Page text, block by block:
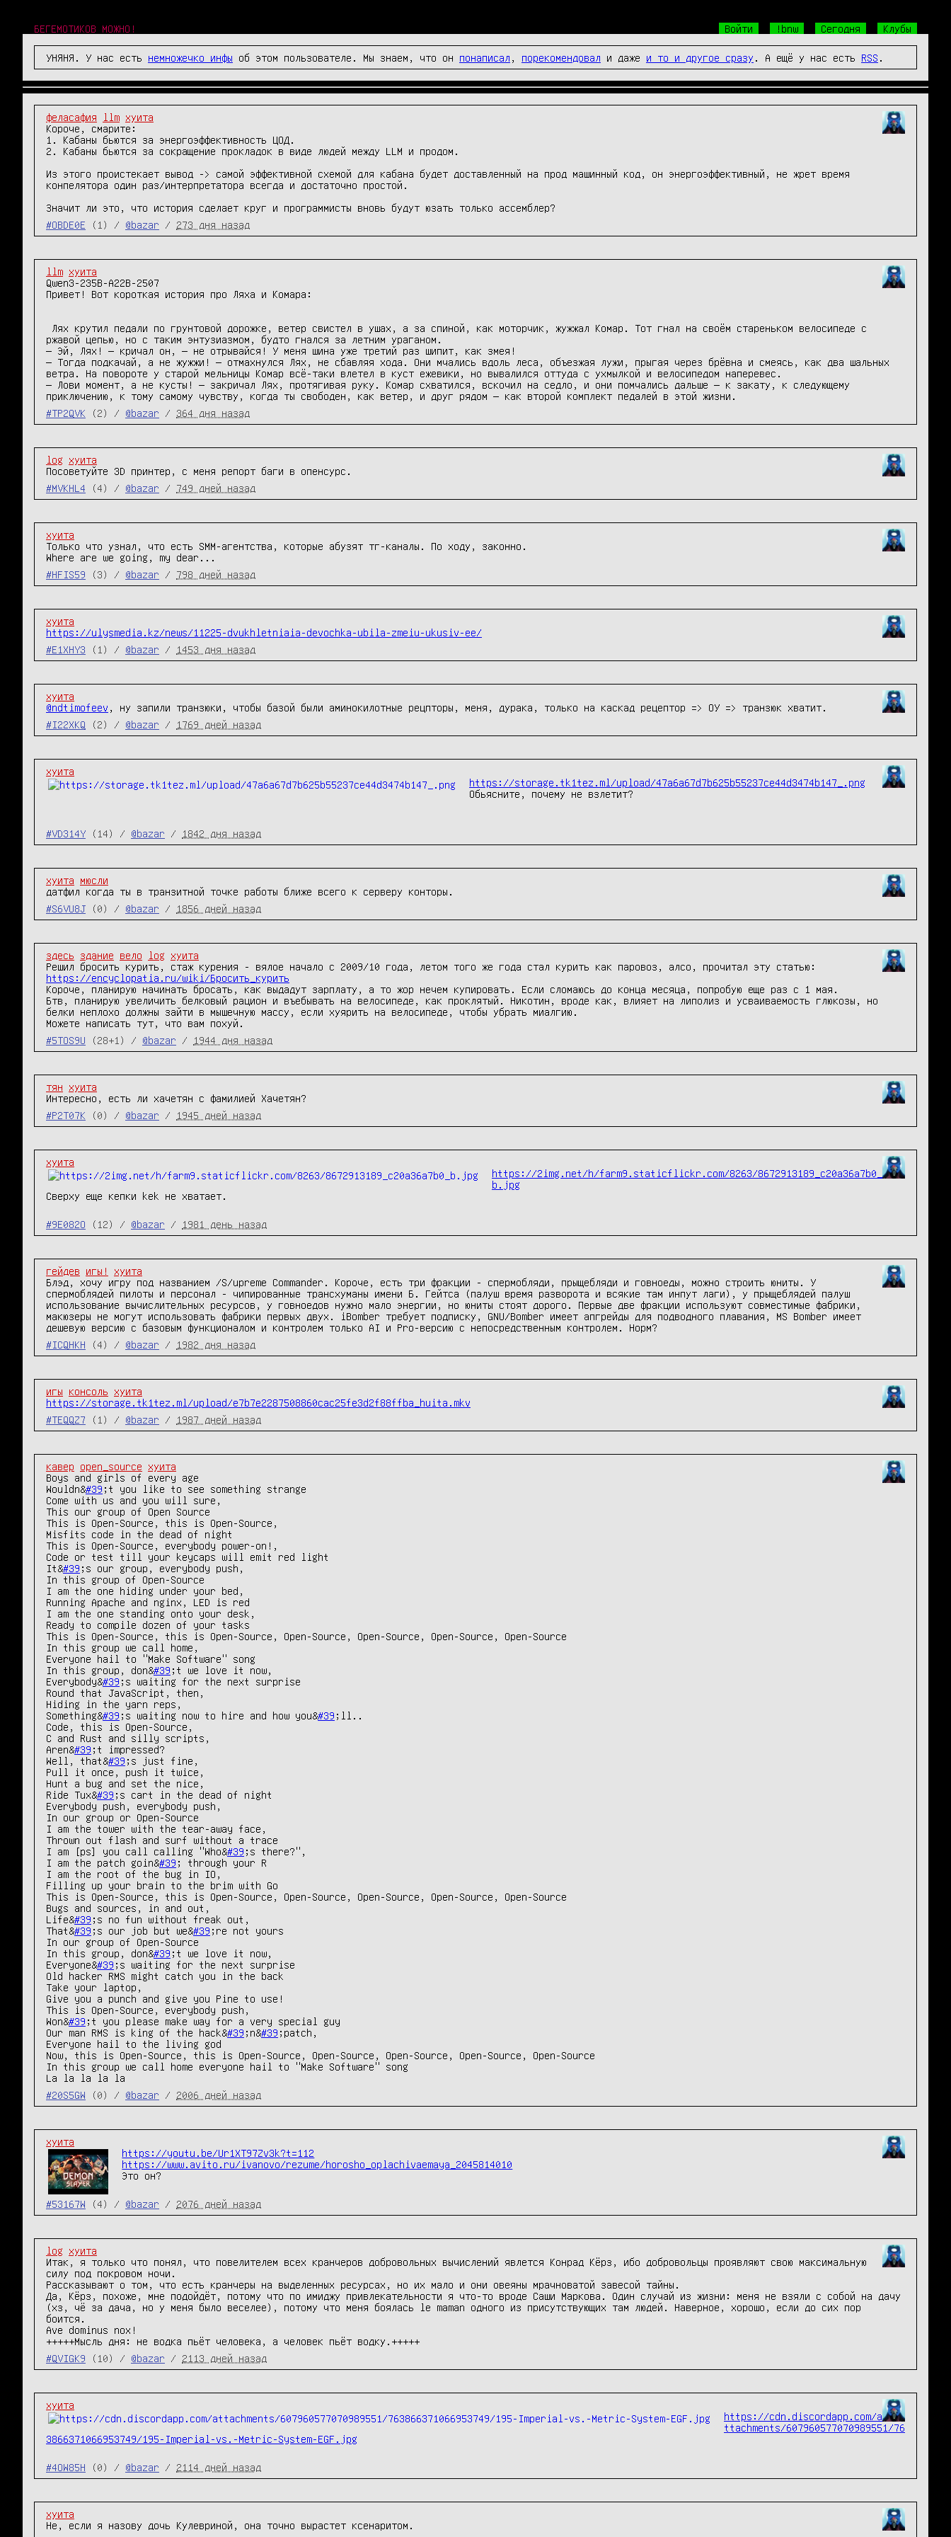
БЕГЕМОТИКОВ МОЖНО! Войти !bnw Сегодня Клубы
УНЯНЯ. У нас есть немножечко инфы об этом пользователе. Мы знаем, что он понаписал порекомендовал и даже и то и другое сразу . А ещё у нас есть RSS
феласафия llm хуита
Короче, смарите:
1. Кабаны бьются за энергоэффективность ЦОД.
2. Кабаны бьются за сокращение прокладок в виде людей между LLM и продом.
Из этого проистекает вывод -> самой эффективной схемой для кабана будет доставленный на прод машинный код, он энергоэффективный, не жрет время
конпелятора один раз/интерпретатора всегда и достаточно простой.
Значит ли это, что история сделает круг и программисты вновь будут юзать только ассемблер?
#OBDE0E
(1) / @bazar / 273 дня назад
llm хуита
Qwen3-235B-A22B-2507
Привет! Вот короткая история про Ляха и Комара:
ржавой цепью, но с таким энтузиазмом, будто гнался за летним ураганом.
— Эй, Лях! — кричал он, — не отрывайся! У меня шина уже третий раз шипит, как змея!
— Тогда подкачай, а не жужжи! — отмахнулся Лях, не сбавляя хода. Они мчались вдоль леса, объезжая лужи, прыгая через брёвна и смеясь, как два шальных
ветра. На повороте у старой мельницы Комар всё-таки влетел в куст ежевики, но вывалился оттуда с ухмылкой и велосипедом наперевес.
— Лови момент, а не кусты! — закричал Лях, протягивая руку. Комар схватился, вскочил на седло, и они помчались дальше — к закату, к следующему
приключению, к тому самому чувству, когда ты свободен, как ветер, и друг рядом — как второй комплект педалей в этой жизни.
#TP2QVK
(2) / @bazar / 364 дня назад
log
хуита
Посоветуйте 3D принтер, с меня репорт баги в опенсурс.
#MVKHL4
(4) / @bazar / 749 дней назад
хуита
Только что узнал, что есть SMM-агентства, которые абузят тг-каналы. По ходу, законно.
Where are we going, my dear...
#HFIS59
(3) / @bazar / 798 дней назад
хуита
https://ulysmedia.kz/news/11225-dvukhletniaia-devochka-ubila-zmeiu-ukusiv-ee/
#E1XHY3
(1) / @bazar / 1453 дня назад
хуита
@ndtimofeev , ну запили транзюки, чтобы базой были аминокилотные рецпторы, меня, дурака, только на каскад рецептор => ОУ => транзюк хватит.
#I22XKQ
(2) / @bazar / 1769 дней назад
хуита
https://storage.tk1tez.ml/upload/47a6a67d7b625b55237ce44d3474b147_.png
Обьясните, почему не взлетит?
#VD314Y (14) / @bazar / 1842 дня назад
хуита
мюсли
датфил когда ты в транзитной точке работы ближе всего к серверу конторы.
#S6VU8J
(0) / @bazar / 1856 дней назад
здесь здание вело log
хуита
https://encyclopatia.ru/wiki/Бросить_курить
Короче, планирую начинать бросать, как выдадут зарплату, а то жор нечем купировать. Если сломаюсь до конца месяца, попробую еще раз с 1 мая.
Бтв, планирую увеличить белковый рацион и въебывать на велосипеде, как проклятый. Никотин, вроде как, влияет на липолиз и усваиваемость глюкозы, но
белки неплохо должны зайти в мышечную массу, если хуярить на велосипеде, чтобы убрать миалгию.
Можете написать тут, что вам похуй.
#5TOS9U
(28+1) / @bazar / 1944 дня назад
тян
хуита
Интересно, есть ли хачетян с фамилией Хачетян?
#P2T07K
(0) / @bazar / 1945 дней назад
хуита
https://2img.net/h/farm9.staticflickr.com/8263/8672913189_c20a36a7b0_
b.jpg
Сверху еще кепки kek не хватает.
#9E082O (12) / @bazar / 1981 день назад
гейдев игы!
хуита
Блэд, хочу игру под названием /S/upreme Commander. Короче, есть три фракции - спермобляди, прыщебляди и говноеды, можно строить юниты. У
спермоблядей пилоты и персонал - чипированные трансхуманы имени Б. Гейтса (палуш время разворота и всякие там инпут лаги), у прыщеблядей палуш
использование вычислительных ресурсов, у говноедов нужно мало энергии, но юниты стоят дорого. Первые две фракции используют совместимые фабрики,
макюзеры не могут использовать фабрики первых двух. iBomber требует подписку, GNU/Bomber имеет апгрейды для подводного плавания, MS Bomber имеет
дешевую версию с базовым функционалом и контролем только AI и Pro-версию с непосредственным контролем. Норм?
#ICQHKH
(4) / @bazar / 1982 дня назад
игы консоль
хуита
https://storage.tk1tez.ml/upload/e7b7e2287508860cac25fe3d2f88ffba_huita.mkv
#TEQQZ7
(1) / @bazar / 1987 дней назад
кавер open_source
хуита
Boys and girls of every age
Wouldn&#39 ;t you like to see something strange
Come with us and you will sure,
This our group of Open Source
This is Open-Source, this is Open-Source,
Misfits code in the dead of night
This is Open-Source, everybody power-on!,
Code or test till your keycaps will emit red light
It&#39 ;s our group, everybody push,
In this group of Open-Source
I am the one hiding under your bed,
Running Apache and nginx, LED is red
I am the one standing onto your desk,
Ready to compile dozen of your tasks
This is Open-Source, this is Open-Source, Open-Source, Open-Source, Open-Source, Open-Source
In this group we call home,
Everyone hail to "Make Software" song
In this group, don&#39 ;t we love it now,
Everybody&#39 ;s waiting for the next surprise
Round that JavaScript, then,
Hiding in the yarn reps,
Something&#39 ;s waiting now to hire and how you&#39 ;ll..
Code, this is Open-Source,
C and Rust and silly scripts,
Aren&#39 ;t impressed?
Well, that&#39 ;s just fine,
Pull it once, push it twice,
Hunt a bug and set the nice,
Ride Tux&#39 ;s cart in the dead of night
Everybody push, everybody push,
In our group or Open-Source
I am the tower with the tear-away face,
Thrown out flash and surf without a trace
I am [ps] you call calling "Who&#39 ;s there?",
I am the patch goin&#39 ; through your R
I am the root of the bug in IO,
Filling up your brain to the brim with Go
This is Open-Source, this is Open-Source, Open-Source, Open-Source, Open-Source, Open-Source
Bugs and sources, in and out,
Life&#39 ;s no fun without freak out,
That&#39 ;s our job but we&#39 ;re not yours
In our group of Open-Source
In this group, don&#39 ;t we love it now,
Everyone&#39 ;s waiting for the next surprise
Old hacker RMS might catch you in the back
Take your laptop,
Give you a punch and give you Pine to use!
This is Open-Source, everybody push,
Won&#39 ;t you please make way for a very special guy
Our man RMS is king of the hack&#39 ;n&#39 ;patch,
Everyone hail to the living god
Now, this is Open-Source, this is Open-Source, Open-Source, Open-Source, Open-Source, Open-Source
In this group we call home everyone hail to "Make Software" song
La la la la la
#20S5GW
(0) / @bazar / 2006 дней назад
хуита
https://youtu.be/Ur1XT97Zv3k?t=112
https://www.avito.ru/ivanovo/rezume/horosho_oplachivaemaya_2045814010
Это он?
#53167W (4) / @bazar / 2076 дней назад
log
хуита
Итак, я только что понял, что повелителем всех кранчеров добровольных вычислений явлется Конрад Кёрз, ибо добровольцы проявляют свою максимальную
силу под покровом ночи.
Рассказывают о том, что есть кранчеры на выделенных ресурсах, но их мало и они овеяны мрачноватой завесой тайны.
Да, Кёрз, похоже, мне подойдёт, потому что по имиджу привлекательности я что-то вроде Саши Маркова. Один случай из жизни: меня не взяли с собой на дачу
(хз, чё за дача, но у меня было веселее), потому что меня боялась le maman одного из присутствующих там людей. Наверное, хорошо, если до сих пор
боится.
Ave dominus nox!
+++++Мысль дня: не водка пьёт человека, а человек пьёт водку.+++++
#QVIGK9
(10) / @bazar / 2113 дней назад
хуита
https://cdn.discordapp.com/a
ttachments/607960577070989551/76
3866371066953749/195-Imperial-vs.-Metric-System-EGF.jpg
#4OW85H (0) / @bazar / 2114 дней назад
хуита
Не, если я назову дочь Кулевриной, она точно вырастет ксенаритом.